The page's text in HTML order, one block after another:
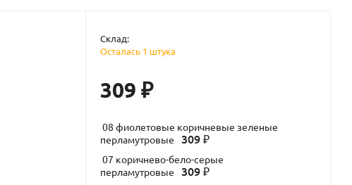
Склад:
Осталась 1 штука
309 ₽
08 фиолетовые коричневые зеленые
перламутровые
309 ₽
07 коричнево-бело-серые
перламутровые
309 ₽